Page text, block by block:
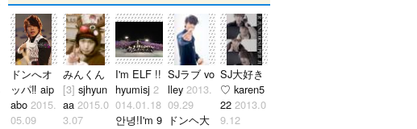
[73]luvft2017.12.12
2015.05.24
ドンへオ
ッパ‼ aip
abo 2015.
05.09
みんくん
[3] sjhyun
aa 2015.0
3.07
I'm ELF !!
hyumisj 2
014.01.18
안녕!I'm 9
SJラブ vo
lley2013.
09.29
ドンヘ大
SJ大好き
♡ karen5
222013.0
9.12